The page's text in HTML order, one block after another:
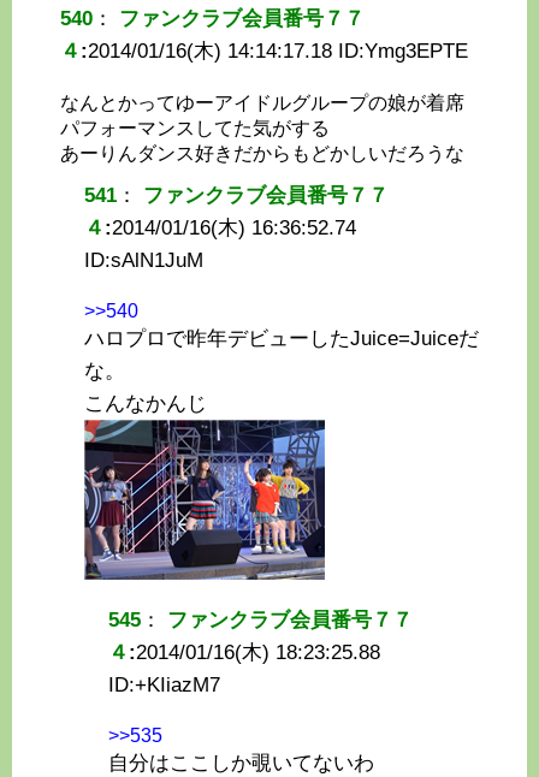
540 ： ファンクラブ会員番号７７
４ :2014/01/16(木) 14:14:17.18 ID:Ymg3EPTE
なんとかってゆーアイドルグループの娘が着席
パフォーマンスしてた気がする
あーりんダンス好きだからもどかしいだろうな
541 ： ファンクラブ会員番号７７
４ :2014/01/16(木) 16:36:52.74
ID:sAlN1JuM
>>540
ハロプロで昨年デビューしたJuice=Juiceだ
な。
こんなかんじ
545 ： ファンクラブ会員番号７７
４ :2014/01/16(木) 18:23:25.88
ID:+KIiazM7
>>535
自分はここしか覗いてないわ